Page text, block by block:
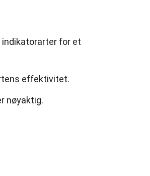
for et
effektivitet.
nøyaktig.